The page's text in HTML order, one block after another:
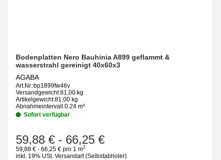
Bodenplatten Nero Bauhinia A899 geflammt &
wasserstrahl gereinigt 40x60x3
AGABA
Art.Nr.:bp1899fw46v
Versandgewicht:81,00 kg
Artikelgewicht:81,00 kg
Abnahmeintervall:0.24 m²
Sofort verfügbar
59,88 € - 66,25 €
59,88 € - 66,25 € pro 1 m2
inkl. 19% USt. Versandart(Selbstabholer)